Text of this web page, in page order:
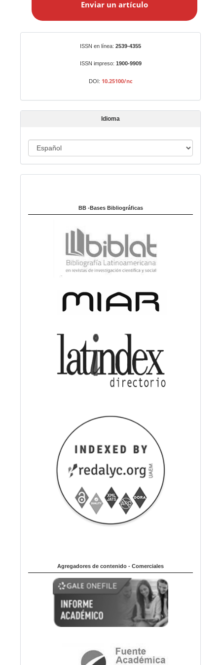
a
t
í
o
Enviar un artículo
ISSN en línea: 2539-4355
ISSN impreso: 1900-9909
DOI: 10.25100/nc
Idioma
d
a
BB -Bases Bibliográficas
Agregadores de contenido - Comerciales